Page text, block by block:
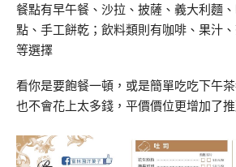
餐點有早午餐、沙拉、披薩、義大利麵
點、手工餅乾；飲料類則有咖啡、果汁
等選擇
看你是要飽餐一頓，或是簡單吃吃下午
也不會花上太多錢，平價價位更增加了